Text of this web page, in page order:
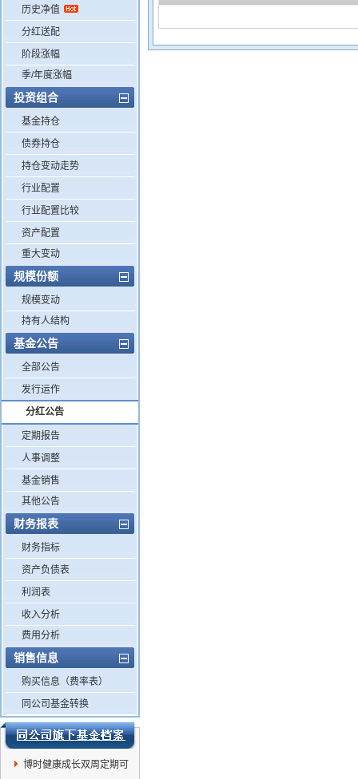
历史净值
分红送配
阶段涨幅
季/年度涨幅
投资组合
基金持仓
债券持仓
持仓变动走势
行业配置
行业配置比较
资产配置
重大变动
规模份额
规模变动
持有人结构
基金公告
全部公告
发行运作
分红公告
定期报告
人事调整
基金销售
其他公告
财务报表
财务指标
资产负债表
利润表
收入分析
费用分析
销售信息
购买信息（费率表）
同公司基金转换
博时健康成长双周定期可